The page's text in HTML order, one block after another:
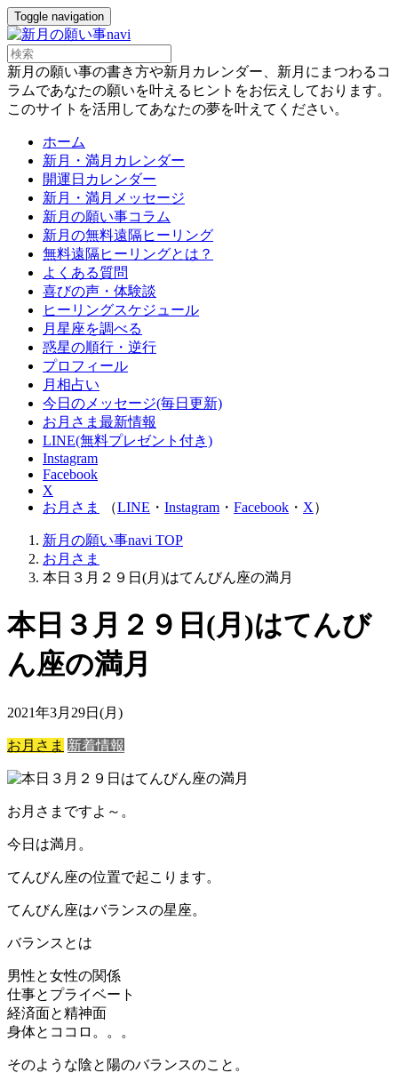
Toggle navigation
新月の願い事の書き方や新月カレンダー、新月にまつわるコ
ラムであなたの願いを叶えるヒントをお伝えしております。
このサイトを活用してあなたの夢を叶えてください。
ホーム
新月・満月カレンダー
開運日カレンダー
新月・満月メッセージ
新月の願い事コラム
新月の無料遠隔ヒーリング
無料遠隔ヒーリングとは？
よくある質問
喜びの声・体験談
ヒーリングスケジュール
月星座を調べる
惑星の順行・逆行
プロフィール
月相占い
今日のメッセージ(毎日更新)
お月さま最新情報
LINE(無料プレゼント付き)
Instagram
Facebook
X
お月さま
（LINE ・ Instagram ・ Facebook ・ X）
新月の願い事navi TOP
お月さま
本日３月２９日(月)はてんびん座の満月
本日３月２９日(月)はてんび
ん座の満月
2021年3月29日(月)
お月さま 新着情報
お月さまですよ～。
今日は満月。
てんびん座の位置で起こります。
てんびん座はバランスの星座。
バランスとは
男性と女性の関係
仕事とプライベート
経済面と精神面
身体とココロ。。。
そのような陰と陽のバランスのこと。